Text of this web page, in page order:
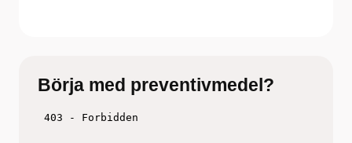
Börja med preventivmedel?